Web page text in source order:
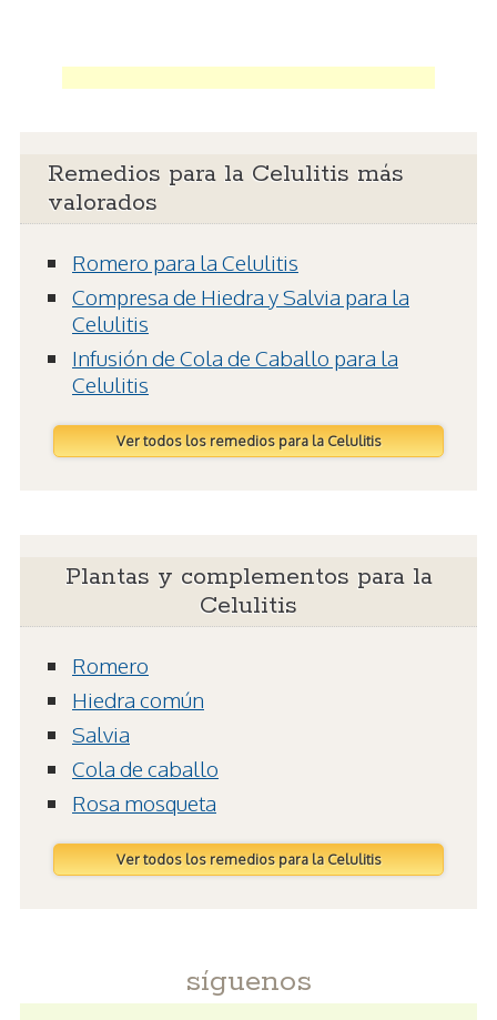
Remedios para la Celulitis más
valorados
Romero para la Celulitis
Compresa de Hiedra y Salvia para la
Celulitis
Infusión de Cola de Caballo para la
Celulitis
Ver todos los remedios para la Celulitis
Plantas y complementos para la
Celulitis
Romero
Hiedra común
Salvia
Cola de caballo
Rosa mosqueta
Ver todos los remedios para la Celulitis
síguenos